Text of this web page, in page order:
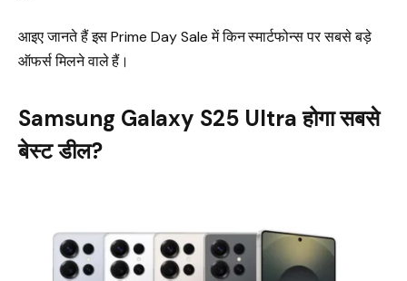
आइए जानते हैं इस Prime Day Sale में किन स्मार्टफोन्स पर सबसे बड़े
ऑफर्स मिलने वाले हैं।
Samsung Galaxy S25 Ultra होगा सबसे
बेस्ट डील?